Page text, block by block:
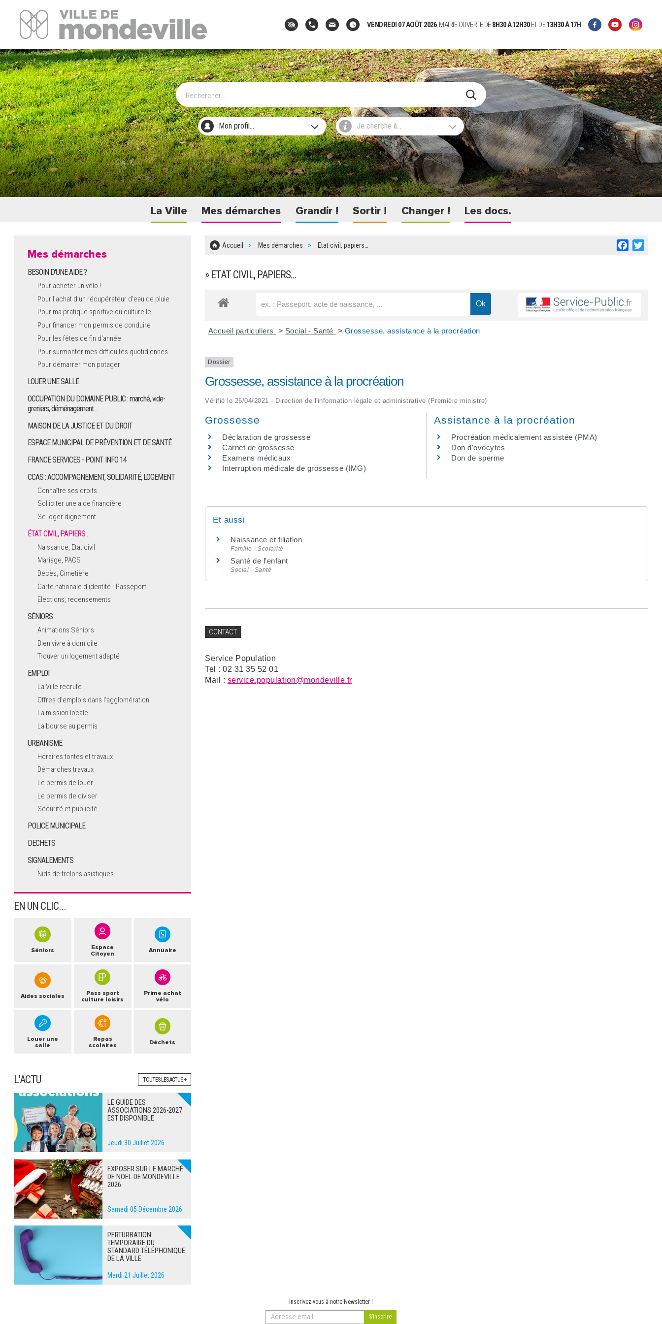
Site Officiel de la ville de Mondeville
VENDREDI 07 AOÛT 2026, MAIRIE OUVERTE DE8H30 À 12H30ET DE13H30 À 17H
Mon profil... Je cherche à...
La Ville Mes démarches Grandir ! Sortir ! Changer ! Les docs.
Facebook
Accueil Mes démarches Etat civil, papiers…
» ETAT CIVIL, PAPIERS…
Accueil particuliers > Social - Santé > Grossesse, assistance à la procréation
Dossier
Grossesse, assistance à la procréation
Vérifié le 26/04/2021 - Direction de l'information légale et administrative (Première ministre)
Grossesse
Déclaration de grossesse
Carnet de grossesse
Examens médicaux
Interruption médicale de grossesse (IMG)
Assistance à la procréation
Procréation médicalement assistée (PMA)
Don d'ovocytes
Don de sperme
Et aussi
Naissance et filiation
Famille - Scolarité
Santé de l'enfant
Social - Santé
CONTACT
Service Population
Tel : 02 31 35 52 01
Mail : service.population@mondeville.fr
Mes démarches
BESOIN D'UNE AIDE ?
Pour acheter un vélo !
Pour l'achat d’un récupérateur d’eau de pluie
Pour ma pratique sportive ou culturelle
Pour financer mon permis de conduire
Pour les fêtes de fin d'année
Pour surmonter mes difficultés quotidiennes
Pour démarrer mon potager
LOUER UNE SALLE
OCCUPATION DU DOMAINE PUBLIC : marché, vide-
greniers, déménagement...
MAISON DE LA JUSTICE ET DU DROIT
ESPACE MUNICIPAL DE PRÉVENTION ET DE SANTÉ
FRANCE SERVICES - POINT INFO 14
CCAS : ACCOMPAGNEMENT, SOLIDARITÉ, LOGEMENT
Connaître ses droits
Solliciter une aide financière
Se loger dignement
ÉTAT CIVIL, PAPIERS…
Naissance, Etat civil
Mariage, PACS
Décès, Cimetière
Carte nationale d'identité - Passeport
Elections, recensements
SÉNIORS
Animations Séniors
Bien vivre à domicile
Trouver un logement adapté
EMPLOI
La Ville recrute
Offres d'emplois dans l'agglomération
La mission locale
La bourse au permis
URBANISME
Horaires tontes et travaux
Démarches travaux
Le permis de louer
Le permis de diviser
Sécurité et publicité
POLICE MUNICIPALE
DECHETS
SIGNALEMENTS
Nids de frelons asiatiques
EN UN CLIC...
Séniors
Espace
Citoyen
Annuaire
Aides sociales
Pass sport
culture loisirs
Prime achat
vélo
Louer une
salle
Repas
scolaires
Déchets
L'ACTU TOUTES LES ACTUS +
LE GUIDE DES
ASSOCIATIONS 2026-2027
EST DISPONIBLE
Jeudi 30 Juillet 2026
EXPOSER SUR LE MARCHÉ
DE NOËL DE MONDEVILLE
2026
Samedi 05 Décembre 2026
PERTURBATION
TEMPORAIRE DU
STANDARD TÉLÉPHONIQUE
DE LA VILLE
Mardi 21 Juillet 2026
Inscrivez-vous à notre Newsletter !